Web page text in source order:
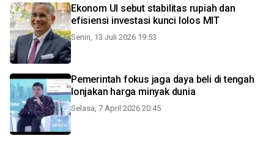
Ekonom UI sebut stabilitas rupiah dan
efisiensi investasi kunci lolos MIT
Senin, 13 Juli 2026 19:53
Pemerintah fokus jaga daya beli di tengah
lonjakan harga minyak dunia
Selasa, 7 April 2026 20:45